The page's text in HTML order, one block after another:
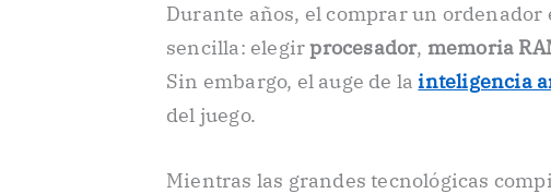
Durante años, el comprar un
sencilla: elegirprocesador, memoria
Sin embargo, el auge de lainteligencia
del juego.
Mientras las grandes tecnológicas